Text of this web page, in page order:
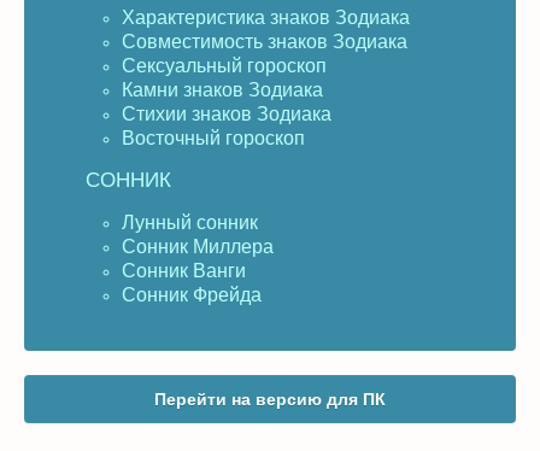
Характеристика знаков Зодиака
Совместимость знаков Зодиака
Сексуальный гороскоп
Камни знаков Зодиака
Стихии знаков Зодиака
Восточный гороскоп
СОННИК
Лунный сонник
Сонник Миллера
Сонник Ванги
Сонник Фрейда
Перейти на версию для ПК